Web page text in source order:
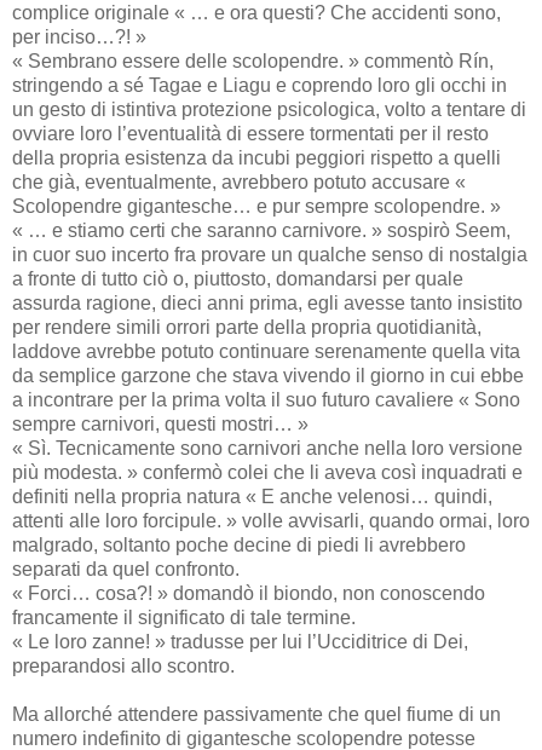
complice originale « … e ora questi? Che accidenti sono,
per inciso…?! »
« Sembrano essere delle scolopendre. » commentò Rín,
stringendo a sé Tagae e Liagu e coprendo loro gli occhi in
un gesto di istintiva protezione psicologica, volto a tentare di
ovviare loro l’eventualità di essere tormentati per il resto
della propria esistenza da incubi peggiori rispetto a quelli
che già, eventualmente, avrebbero potuto accusare «
Scolopendre gigantesche… e pur sempre scolopendre. »
« … e stiamo certi che saranno carnivore. » sospirò Seem,
in cuor suo incerto fra provare un qualche senso di nostalgia
a fronte di tutto ciò o, piuttosto, domandarsi per quale
assurda ragione, dieci anni prima, egli avesse tanto insistito
per rendere simili orrori parte della propria quotidianità,
laddove avrebbe potuto continuare serenamente quella vita
da semplice garzone che stava vivendo il giorno in cui ebbe
a incontrare per la prima volta il suo futuro cavaliere « Sono
sempre carnivori, questi mostri… »
« Sì. Tecnicamente sono carnivori anche nella loro versione
più modesta. » confermò colei che li aveva così inquadrati e
definiti nella propria natura « E anche velenosi… quindi,
attenti alle loro forcipule. » volle avvisarli, quando ormai, loro
malgrado, soltanto poche decine di piedi li avrebbero
separati da quel confronto.
« Forci… cosa?! » domandò il biondo, non conoscendo
francamente il significato di tale termine.
« Le loro zanne! » tradusse per lui l’Ucciditrice di Dei,
preparandosi allo scontro.
Ma allorché attendere passivamente che quel fiume di un
numero indefinito di gigantesche scolopendre potesse